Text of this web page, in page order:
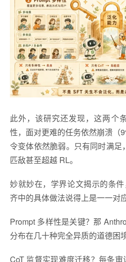
此外，该研究还发现，这两个
性，面对更难的任务依然崩溃（
令变体依然脆弱。只有同时满足
匹敌甚至超越 RL。
妙就妙在，学界论文揭示的条
齐中的具体做法说得上是一一对
Prompt 多样性是关键？那
分布在几十种完全异质的道德困
CoT 监督实现难度迁移？每条